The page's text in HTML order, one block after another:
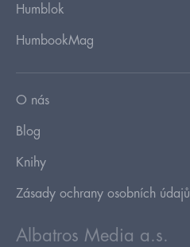
Humblok
HumbookMag
O nás
Blog
Knihy
Zásady ochrany osobních údajů
Albatros Media a.s.